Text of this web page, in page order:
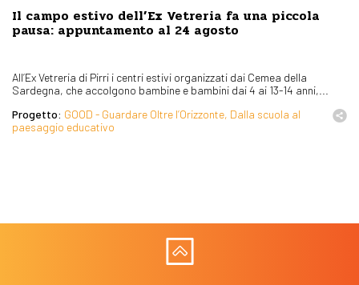
Il campo estivo dell’Ex Vetreria fa una piccola
pausa: appuntamento al 24 agosto
All’Ex Vetreria di Pirri i centri estivi organizzati dai Cemea della
Sardegna, che accolgono bambine e bambini dai 4 ai 13-14 anni,...
Progetto: GOOD - Guardare Oltre l’Orizzonte, Dalla scuola al
paesaggio educativo